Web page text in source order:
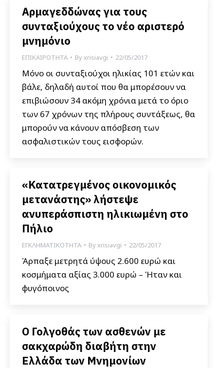
Αρμαγεδδώνας για τους
συνταξιούχους το νέο αριστερό
μνημόνιο
ΕΠΙΚΑΙΡΟΤΗΤΑ Byxrisiavgi 22/05/2017
Μόνο οι συνταξιούχοι ηλικίας 101 ετών και
βάλε, δηλαδή αυτοί που θα μπορέσουν να
επιβιώσουν 34 ακόμη χρόνια μετά το όριο
των 67 χρόνων της πλήρους συντάξεως, θα
μπορούν να κάνουν απόσβεση των
ασφαλιστικών τους εισφορών.
«Κατατρεγμένος οικονομικός
μετανάστης» λήστεψε
ανυπεράσπιστη ηλικιωμένη στο
Πήλιο
ΕΓΚΛΗΜΑΤΙΚΟΤΗΤΑ Byxrisiavgi 22/05/2017
Άρπαξε μετρητά ύψους 2.600 ευρώ και
κοσμήματα αξίας 3.000 ευρώ – Ήταν και
φυγόποινος
Ο Γολγοθάς των ασθενών με
σακχαρώδη διαβήτη στην
Ελλάδα των Μνημονίων